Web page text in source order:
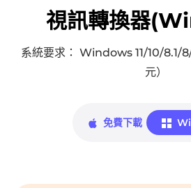
亞馬遜音樂到 MP3
支持
視訊轉換器
系統要求： Windows 11/10/8.1/
元）
免費下載